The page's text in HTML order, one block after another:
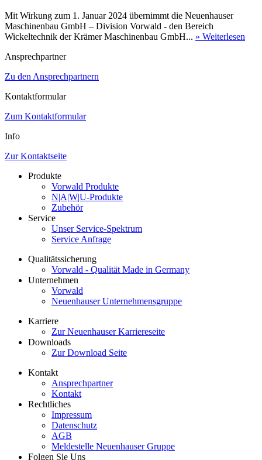
Mit Wirkung zum 1. Januar 2024 übernimmt die Neuenhauser
Maschinenbau GmbH – Division Vorwald - den Bereich
Wickeltechnik der Krämer Maschinenbau GmbH... » Weiterlesen
Ansprechpartner
Zu den Ansprechpartnern
Kontaktformular
Zum Kontaktformular
Info
Zur Kontaktseite
Produkte
Vorwald Produkte
N|A|W|U-Produkte
Zubehör
Service
Unser Service-Spektrum
Service Anfrage
Qualitätssicherung
Vorwald - Qualität Made in Germany
Unternehmen
Vorwald
Neuenhauser Unternehmensgruppe
Karriere
Zur Neuenhauser Karriereseite
Downloads
Zur Download Seite
Kontakt
Ansprechpartner
Kontakt
Rechtliches
Impressum
Datenschutz
AGB
Meldestelle Neuenhauser Gruppe
Folgen Sie Uns